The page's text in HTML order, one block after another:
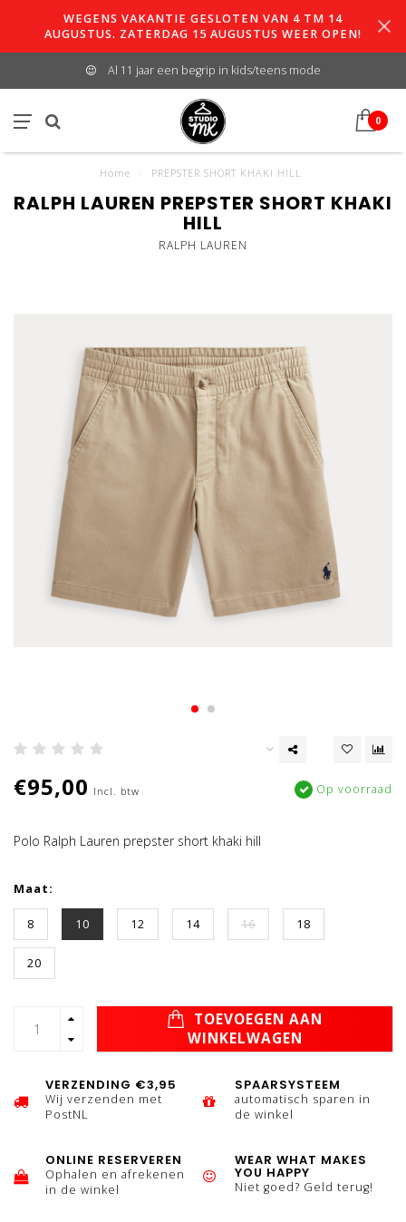
WEGENS VAKANTIE GESLOTEN VAN 4 TM 14
AUGUSTUS. ZATERDAG 15 AUGUSTUS WEER OPEN!
Al 11 jaar een begrip in kids/teens mode
0
Home PREPSTER SHORT KHAKI HILL
RALPH LAUREN PREPSTER SHORT KHAKI
HILL
RALPH LAUREN
€95,00 Incl. btw Op voorraad
Polo Ralph Lauren prepster short khaki hill
Maat:
8 10 12 14 16 18
20
TOEVOEGEN AAN
WINKELWAGEN
VERZENDING €3,95
Wij verzenden met
PostNL
SPAARSYSTEEM
automatisch sparen in
de winkel
ONLINE RESERVEREN
Ophalen en afrekenen
in de winkel
WEAR WHAT MAKES
YOU HAPPY
Niet goed? Geld terug!